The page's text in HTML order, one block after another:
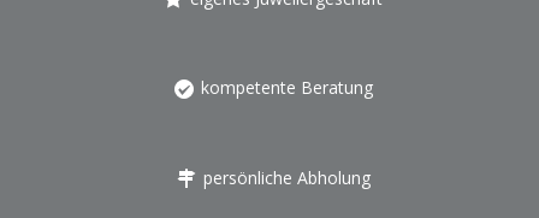
kompetente Beratung
persönliche Abholung